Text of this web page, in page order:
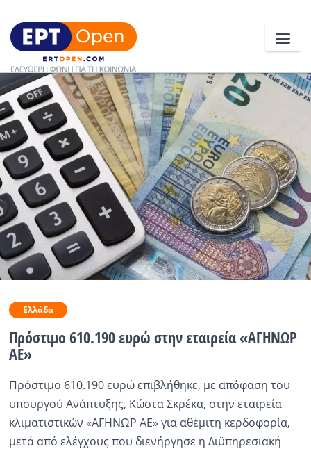
Ειδήσεις
Ελλάδα
Κοινωνία
Πολιτική
Οικονομία
Αθλητικά
Ραδιόφωνο LIVE
Εκπομπές
Πολιτισμός
Ελλάδα
Πρόστιμο 610.190 ευρώ στην εταιρεία «ΑΓΗΝΩΡ
ΑΕ»
Πρόστιμο 610.190 ευρώ επιβλήθηκε, με απόφαση του
υπουργού Ανάπτυξης, Κώστα Σκρέκα, στην εταιρεία
κλιματιστικών «ΑΓΗΝΩΡ ΑΕ» για αθέμιτη κερδοφορία,
μετά από ελέγχους που διενήργησε η Διϋπηρεσιακή